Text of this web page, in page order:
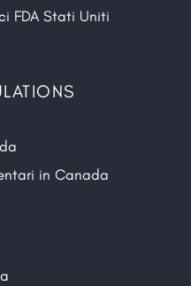
FDA Stati Uniti
in Canada